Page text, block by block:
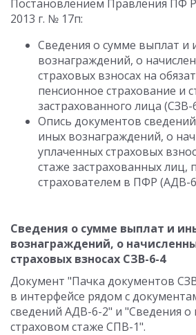
Постановлением Правления ПФ
2013 г. № 17п:
Сведения о сумме выплат и
вознаграждений, о
страховых взносах на
пенсионное страхование и
застрахованного лица (СЗВ-
Опись документов
иных вознаграждений, о
уплаченных страховых
стаже застрахованных лиц,
страхователем в ПФР (АДВ-
Сведения о сумме выплат и
вознаграждений, о
страховых взносах СЗВ-6-4
Документ "Пачка документов
в интерфейсе рядом с
сведений АДВ-6-2" и "Сведения о
страховом стаже СПВ-1".